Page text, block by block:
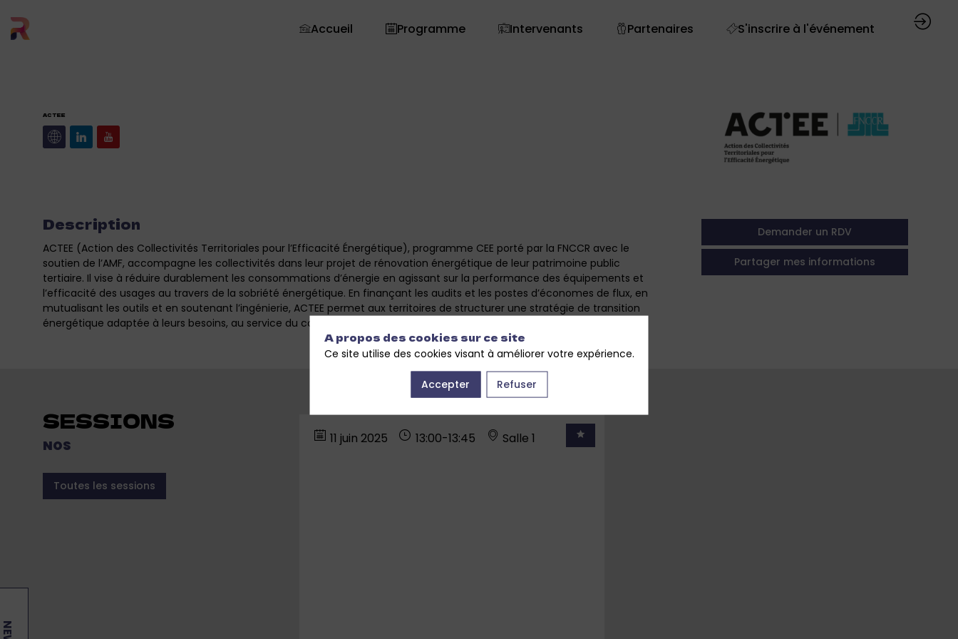
Accueil Programme Intervenants Partenaires S'inscrire à l'événement
ACTEE
Demander un RDV
Partager mes informations
Description
ACTEE (Action des Collectivités Territoriales pour l’Efficacité Énergétique), programme CEE porté par la FNCCR avec le
soutien de l’AMF, accompagne les collectivités dans leur projet de rénovation énergétique de leur patrimoine public
tertiaire. Il vise à réduire durablement les consommations d’énergie en agissant sur la performance des équipements et
l’efficacité des usages au travers de la sobriété énergétique. En finançant les audits et les postes d’économes de flux, en
mutualisant les outils et en soutenant l’ingénierie, ACTEE permet aux territoires de structurer une stratégie de transition
énergétique adaptée à leurs besoins, au service du confort des usagers.
NOS
SESSIONS
Toutes les sessions
11 juin 2025 13:00-13:45 Salle 1
A propos des cookies sur ce site
Ce site utilise des cookies visant à améliorer votre expérience.
Accepter Refuser